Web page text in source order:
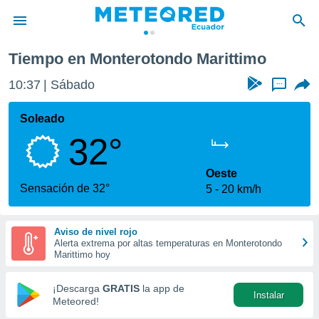
de
ha
calidad.
a este
las
y
forma
digital
basada
Tiempo en Monterotondo Marittimo
10:37 Sábado ...
Soleado
32°
Sensación de 32°
Oeste
5
20 km/h
Aviso de nivel rojo
Alerta extrema por altas temperaturas en Monterotondo
Marittimo hoy
¡Descarga GRATIS la app de
Meteored!
Instalar